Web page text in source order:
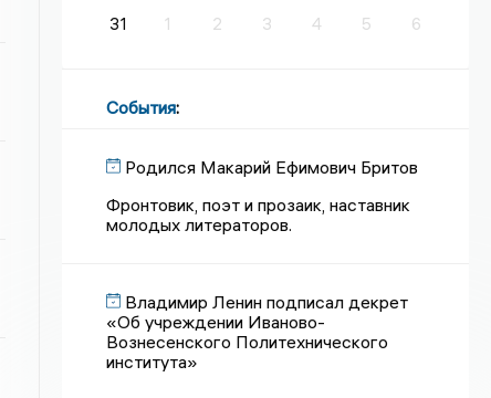
31
1 2 3 4 5 6
События:
Родился Макарий Ефимович Бритов
Фронтовик, поэт и прозаик, наставник
молодых литераторов.
Владимир Ленин подписал декрет
«Об учреждении Иваново-
Вознесенского Политехнического
института»